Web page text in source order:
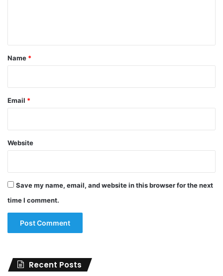
*
Name *
Email *
Website
Save my name, email, and website in this browser for the next
time I comment.
Recent Posts